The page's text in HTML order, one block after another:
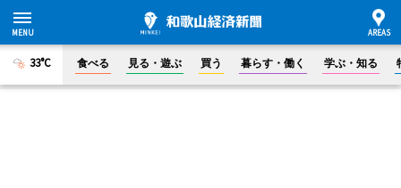
33°C 食べる 見る・遊ぶ 買う 暮らす・働く 学ぶ・知る